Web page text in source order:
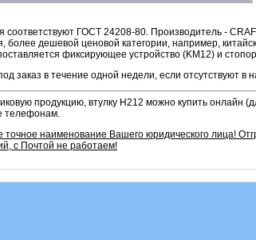
соответствуют ГОСТ 24208-80. Производитель -
более дешевой ценовой категории, например,
фиксирующее устройство (KM12) и
заказ в течение одной недели, если отсутствуют
продукцию, втулку H212 можно купить онлайн
телефонам.
точное наименование Вашего юридического лица!
с Почтой не работаем!